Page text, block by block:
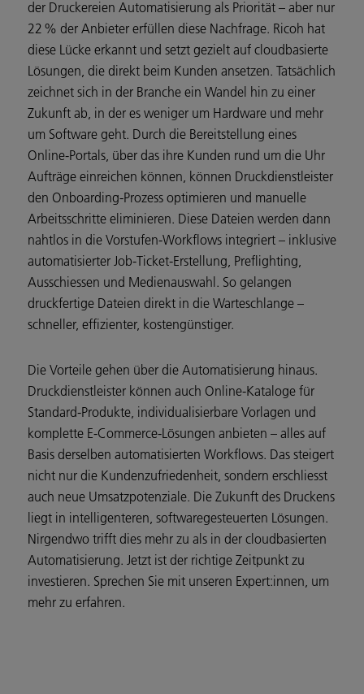
der Druckereien Automatisierung als Priorität – aber nur
22 % der Anbieter erfüllen diese Nachfrage. Ricoh hat
diese Lücke erkannt und setzt gezielt auf cloudbasierte
Lösungen, die direkt beim Kunden ansetzen. Tatsächlich
zeichnet sich in der Branche ein Wandel hin zu einer
Zukunft ab, in der es weniger um Hardware und mehr
um Software geht. Durch die Bereitstellung eines
Online-Portals, über das ihre Kunden rund um die Uhr
Aufträge einreichen können, können Druckdienstleister
den Onboarding-Prozess optimieren und manuelle
Arbeitsschritte eliminieren. Diese Dateien werden dann
nahtlos in die Vorstufen-Workflows integriert – inklusive
automatisierter Job-Ticket-Erstellung, Preflighting,
Ausschiessen und Medienauswahl. So gelangen
druckfertige Dateien direkt in die Warteschlange –
schneller, effizienter, kostengünstiger.
Die Vorteile gehen über die Automatisierung hinaus.
Druckdienstleister können auch Online-Kataloge für
Standard-Produkte, individualisierbare Vorlagen und
komplette E-Commerce-Lösungen anbieten – alles auf
Basis derselben automatisierten Workflows. Das steigert
nicht nur die Kundenzufriedenheit, sondern erschliesst
auch neue Umsatzpotenziale. Die Zukunft des Druckens
liegt in intelligenteren, softwaregesteuerten Lösungen.
Nirgendwo trifft dies mehr zu als in der cloudbasierten
Automatisierung. Jetzt ist der richtige Zeitpunkt zu
investieren. Sprechen Sie mit unseren Expert:innen, um
mehr zu erfahren.